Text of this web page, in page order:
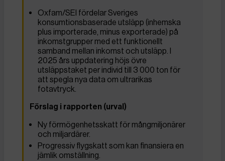
Oxfam/SEI fördelar Sveriges
konsumtionsbaserade utsläpp (inhemska
plus importerade, minus exporterade) på
inkomstgrupper med ett funktionellt
samband mellan inkomst och utsläpp. I
2025 års uppdatering höjs övre
utsläppstaket per individ till 3 000 ton för
att spegla nya data om ultrarikas
fotavtryck.
Förslag i rapporten (urval)
Ny förmögenhetsskatt för mångmiljonärer
och miljardärer.
Progressiv flygskatt som kan finansiera en
jämlik omställning.